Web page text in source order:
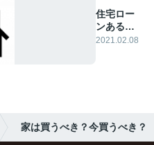
住宅ロー
ンあるあ
る
2021.02.08
家は買うべき？今買うべき？